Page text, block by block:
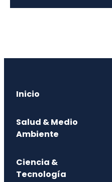
Inicio
Salud & Medio
Ambiente
Ciencia &
Tecnología